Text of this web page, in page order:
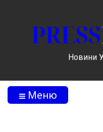
PRESS
Новини
Меню